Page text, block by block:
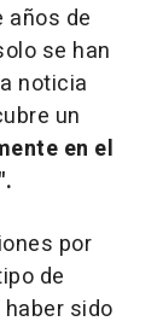
años de
se han
noticia
un
en el
por
de
sido